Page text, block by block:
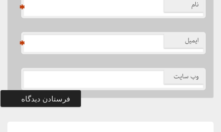
نام *
ایمیل *
وب‌ سایت